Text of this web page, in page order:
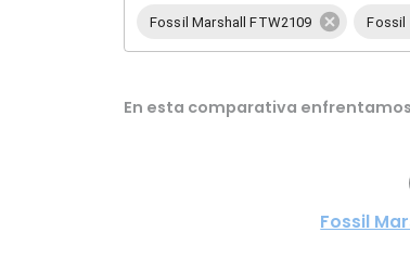
Fossil Marshall FTW2109 Fossil
En esta comparativa enfrentamos
Fossil